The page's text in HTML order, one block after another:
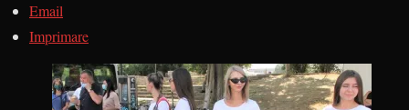
Email
Imprimare